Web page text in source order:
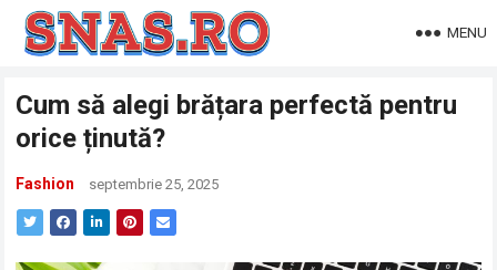
MENU
Cum să alegi brățara perfectă pentru
orice ținută?
Fashion septembrie 25, 2025